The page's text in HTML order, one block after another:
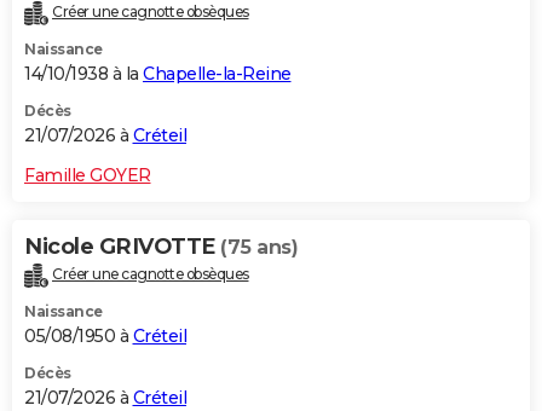
Créer une cagnotte obsèques
Naissance
14/10/1938 à la Chapelle-la-Reine
Décès
21/07/2026 à Créteil
Famille GOYER
Nicole GRIVOTTE (75 ans)
Créer une cagnotte obsèques
Naissance
05/08/1950 à Créteil
Décès
21/07/2026 à Créteil